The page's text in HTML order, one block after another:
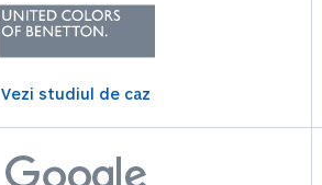
Vezi studiul de caz